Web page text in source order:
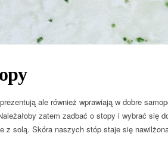
ale również wprawiają w dobre
zatem zadbać o stopy i wybrać się
z solą. Skóra naszych stóp staje się